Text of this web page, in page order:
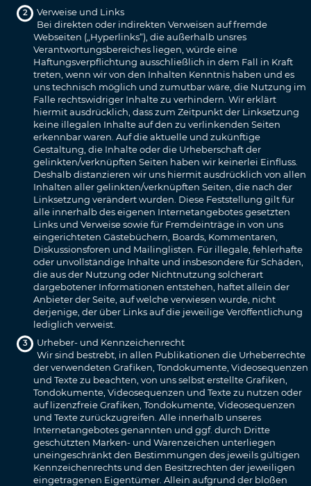
Verweise und Links
Bei direkten oder indirekten Verweisen auf fremde
Webseiten („Hyperlinks“), die außerhalb unsres
Verantwortungsbereiches liegen, würde eine
Haftungsverpflichtung ausschließlich in dem Fall in Kraft
treten, wenn wir von den Inhalten Kenntnis haben und es
uns technisch möglich und zumutbar wäre, die Nutzung im
Falle rechtswidriger Inhalte zu verhindern. Wir erklärt
hiermit ausdrücklich, dass zum Zeitpunkt der Linksetzung
keine illegalen Inhalte auf den zu verlinkenden Seiten
erkennbar waren. Auf die aktuelle und zukünftige
Gestaltung, die Inhalte oder die Urheberschaft der
gelinkten/verknüpften Seiten haben wir keinerlei Einfluss.
Deshalb distanzieren wir uns hiermit ausdrücklich von allen
Inhalten aller gelinkten/verknüpften Seiten, die nach der
Linksetzung verändert wurden. Diese Feststellung gilt für
alle innerhalb des eigenen Internetangebotes gesetzten
Links und Verweise sowie für Fremdeinträge in von uns
eingerichteten Gästebüchern, Boards, Kommentaren,
Diskussionsforen und Mailinglisten. Für illegale, fehlerhafte
oder unvollständige Inhalte und insbesondere für Schäden,
die aus der Nutzung oder Nichtnutzung solcherart
dargebotener Informationen entstehen, haftet allein der
Anbieter der Seite, auf welche verwiesen wurde, nicht
derjenige, der über Links auf die jeweilige Veröffentlichung
lediglich verweist.
Urheber- und Kennzeichenrecht
Wir sind bestrebt, in allen Publikationen die Urheberrechte
der verwendeten Grafiken, Tondokumente, Videosequenzen
und Texte zu beachten, von uns selbst erstellte Grafiken,
Tondokumente, Videosequenzen und Texte zu nutzen oder
auf lizenzfreie Grafiken, Tondokumente, Videosequenzen
und Texte zurückzugreifen. Alle innerhalb unseres
Internetangebotes genannten und ggf. durch Dritte
geschützten Marken- und Warenzeichen unterliegen
uneingeschränkt den Bestimmungen des jeweils gültigen
Kennzeichenrechts und den Besitzrechten der jeweiligen
eingetragenen Eigentümer. Allein aufgrund der bloßen